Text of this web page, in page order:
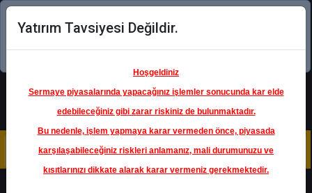
Şimdi uygulamayı indirin!
Yatırım Tavsiyesi Değildir.
Hoşgeldiniz
Sermaye piyasalarında yapacağınız işlemler sonucunda kar elde
edebileceğiniz gibi zarar riskiniz de bulunmaktadır.
Bu nedenle, işlem yapmaya karar vermeden önce, piyasada
karşılaşabileceğiniz riskleri anlamanız, mali durumunuzu ve
kısıtlarınızı dikkate alarak karar vermeniz gerekmektedir.